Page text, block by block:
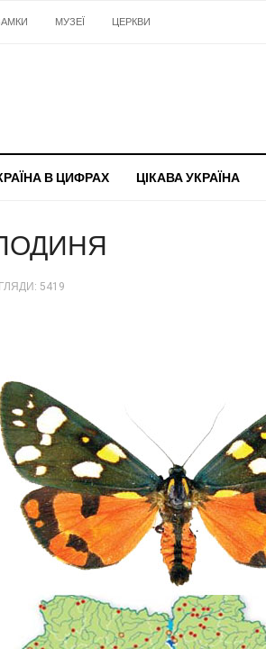
МУЗЕЇ ЦЕРКВИ
В ЦИФРАХ ЦІКАВА УКРАЇНА
5419